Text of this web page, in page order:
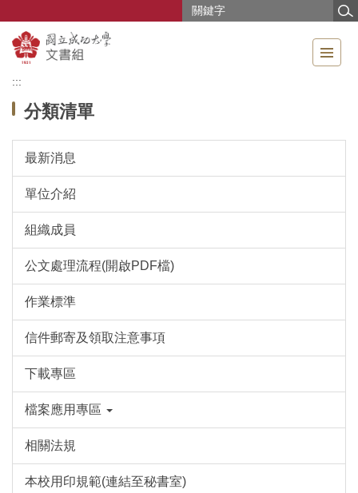
主
要
內
區
:::
分類清單
最新消息
單位介紹
組織成員
公文處理流程(開啟PDF檔)
作業標準
信件郵寄及領取注意事項
下載專區
檔案應用專區
相關法規
本校用印規範(連結至秘書室)